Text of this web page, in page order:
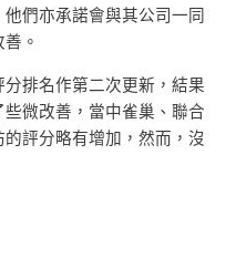
們亦承諾會與其公司一同
。
排名作第二次更新，結果
微改善，當中雀巢、聯合
評分略有增加，然而，沒